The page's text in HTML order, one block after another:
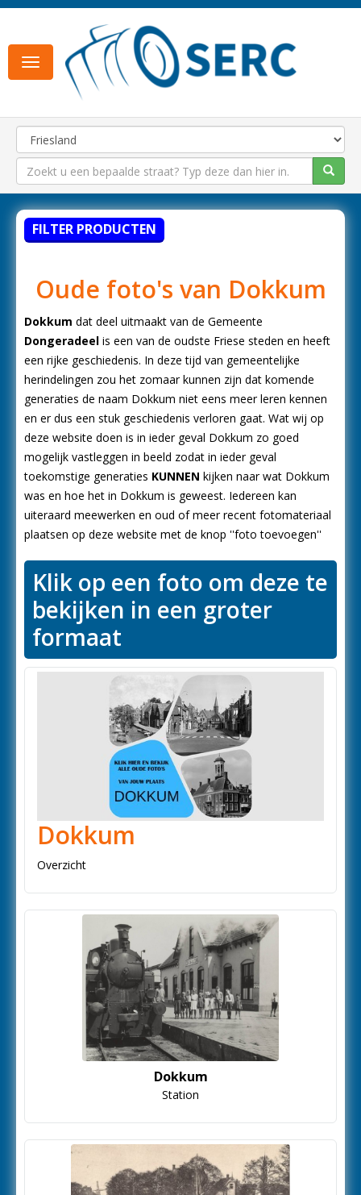
Toggle
navigation
FILTER PRODUCTEN
Oude foto's van Dokkum
Dokkum dat deel uitmaakt van de Gemeente
Dongeradeel is een van de oudste Friese steden en heeft
een rijke geschiedenis. In deze tijd van gemeentelijke
herindelingen zou het zomaar kunnen zijn dat komende
generaties de naam Dokkum niet eens meer leren kennen
en er dus een stuk geschiedenis verloren gaat. Wat wij op
deze website doen is in ieder geval Dokkum zo goed
mogelijk vastleggen in beeld zodat in ieder geval
toekomstige generaties KUNNEN kijken naar wat Dokkum
was en hoe het in Dokkum is geweest. Iedereen kan
uiteraard meewerken en oud of meer recent fotomateriaal
plaatsen op deze website met de knop ''foto toevoegen''
Klik op een foto om deze te
bekijken in een groter
formaat
Dokkum
Overzicht
Dokkum
Station